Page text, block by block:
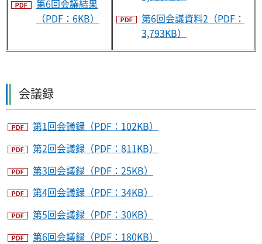
第6回会議結果
（PDF：6KB）
第6回会議資料2（PDF：
3,793KB）
会議録
第1回会議録（PDF：102KB）
第2回会議録（PDF：811KB）
第3回会議録（PDF：25KB）
第4回会議録（PDF：34KB）
第5回会議録（PDF：30KB）
第6回会議録（PDF：180KB）